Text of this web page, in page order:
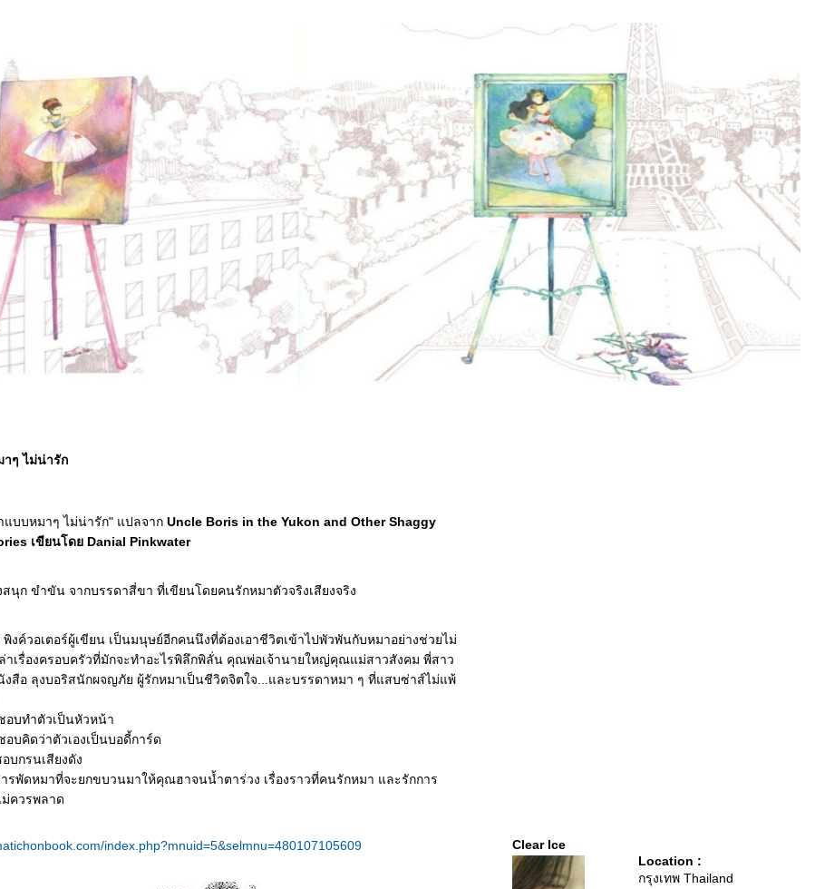
าๆ ไม่น่ารัก
าแบบหมาๆ ไม่น่ารัก" แปลจาก Uncle Boris in the Yukon and Other Shaggy
เขียนโดย Danial Pinkwater
สนุก ขำขัน จากบรรดาสี่ขา ที่เขียนโดยคนรักหมาตัวจริงเสียงจริง
งค์วอเตอร์ผู้เขียน เป็นมนุษย์อีกคนนึงที่ต้องเอาชีวิตเข้าไปพัวพันกับหมาอย่างช่วยไม่
ล่าเรื่องครอบครัวที่มักจะทำอะไรพิลึกพิลั่น คุณพ่อเจ้านายใหญ่คุณแม่สาวสังคม พี่สาว
สือ ลุงบอริสนักผจญภัย ผู้รักหมาเป็นชีวิตจิตใจ...และบรรดาหมา ๆ ที่แสบซ่าส์ไม่แพ้
อบทำตัวเป็นหัวหน้า
อบคิดว่าตัวเองเป็นบอดี้การ์ด
อบกรนเสียงดัง
พัดหมาที่จะยกขบวนมาให้คุณฮาจนน้ำตาร่วง เรื่องราวที่คนรักหมา และรักการ
ควรพลาด
index.php?mnuid=5&selmnu=480107105609
Clear Ice
Location :
กรุงเทพ Thailand